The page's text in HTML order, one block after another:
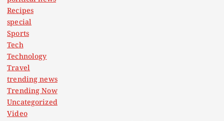
Recipes
special
Sports
Tech
Technology
Travel
trending news
Trending Now
Uncategorized
Video